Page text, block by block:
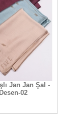
Jan Jan Şal -
Desen-02